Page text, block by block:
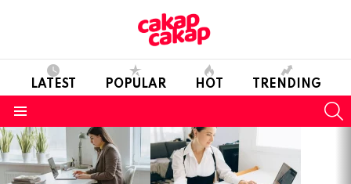
LATEST POPULAR HOT TRENDING
LATEST
STORIES